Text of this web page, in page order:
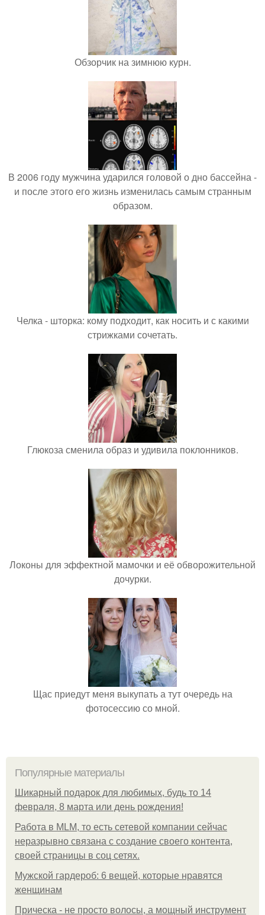
Обзорчик на зимнюю курн.
В 2006 году мужчина ударился головой о дно бассейна -
и после этого его жизнь изменилась самым странным
образом.
Челка - шторка: кому подходит, как носить и с какими
стрижками сочетать.
Глюкоза сменила образ и удивила поклонников.
Локоны для эффектной мамочки и её обворожительной
дочурки.
Щас приедут меня выкупать а тут очередь на
фотосессию со мной.
Популярные материалы
Шикарный подарок для любимых, будь то 14
февраля, 8 марта или день рождения!
Работа в MLM, то есть сетевой компании сейчас
неразрывно связана с создание своего контента,
своей страницы в соц сетях.
Мужской гардероб: 6 вещей, которые нравятся
женщинам
Прическа - не просто волосы, а мощный инструмент